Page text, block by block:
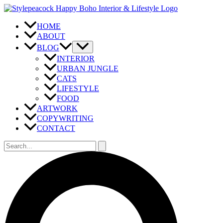
Zum
springen
HOME
ABOUT
BLOG
INTERIOR
URBAN JUNGLE
CATS
LIFESTYLE
FOOD
ARTWORK
COPYWRITING
CONTACT
Suchen
nach: